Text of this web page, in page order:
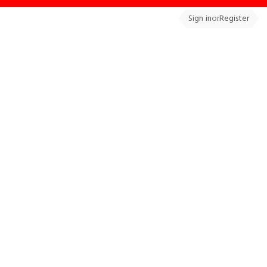
Sign inorRegister